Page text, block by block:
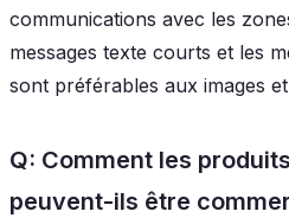
communications avec les
messages texte courts et les
sont préférables aux images
Q: Comment les
peuvent-ils être